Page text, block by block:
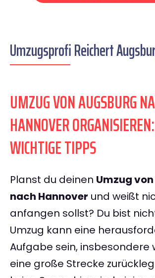
Umzugsprofi Reichert
UMZUG VON AUGSBURG
HANNOVER ORGANISIEREN:
WICHTIGE TIPPS
Planst du deinen Umzug
nach Hannover und weißt
anfangen sollst? Du bist
Umzug kann eine
Aufgabe sein, insbesondere
eine große Strecke